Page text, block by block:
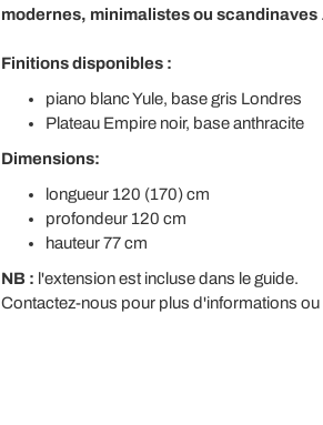
modernes, minimalistes ou scandinaves.
Finitions disponibles :
piano blanc Yule, base gris Londres
Plateau Empire noir, base anthracite
Dimensions:
longueur 120 (170) cm
profondeur 120 cm
hauteur 77 cm
NB : l'extension est incluse dans le guide.
Contactez-nous pour plus d'informations